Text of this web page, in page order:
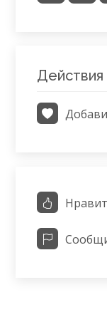
Действия